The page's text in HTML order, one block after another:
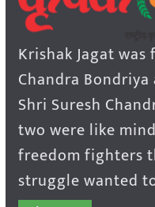
Krishak Jagat
Chandra
Shri Suresh
two were like
freedom fighters
struggle wanted